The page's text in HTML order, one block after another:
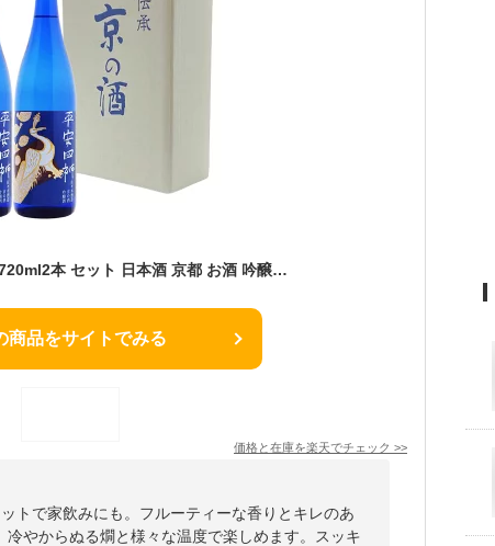
平安四神ブルー 吟醸 720ml2本 セット 日本酒 京都 お酒 吟醸酒 アルコール 京都のお酒 京都の地酒
商品をサイトでみる
価格と在庫を楽天でチェック >>
トで家飲みにも。フルーティーな香りとキレのあ
やからぬる燗と様々な温度で楽しめます。スッキ